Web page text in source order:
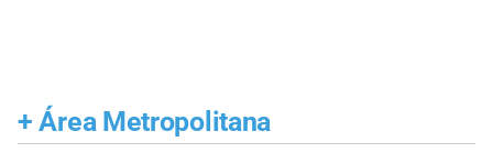
+ Área Metropolitana